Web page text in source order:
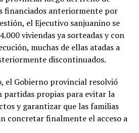
financiados anteriormente por
el Ejecutivo sanjuanino se
viviendas ya sorteadas y con
muchas de ellas atadas a
discontinuados.
el Gobierno provincial resolvió
partidas propias para evitar la
y garantizar que las familias
concretar finalmente el acceso a